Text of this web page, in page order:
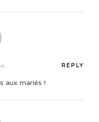
REPLY
aux mariés !